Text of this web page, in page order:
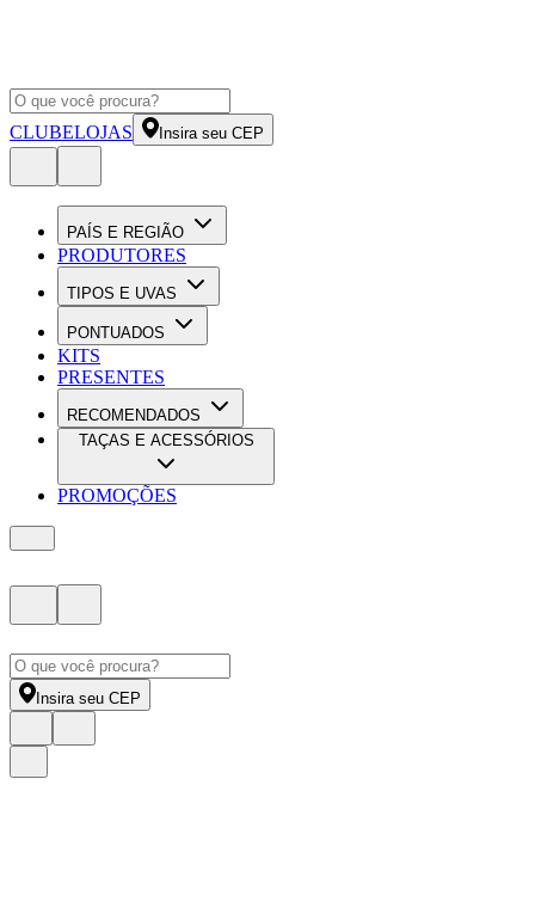
CLUBELOJAS Insira seu CEP
PAÍS E REGIÃO
PRODUTORES
TIPOS E UVAS
PONTUADOS
KITS
PRESENTES
RECOMENDADOS
TAÇAS E ACESSÓRIOS
PROMOÇÕES
Insira seu CEP